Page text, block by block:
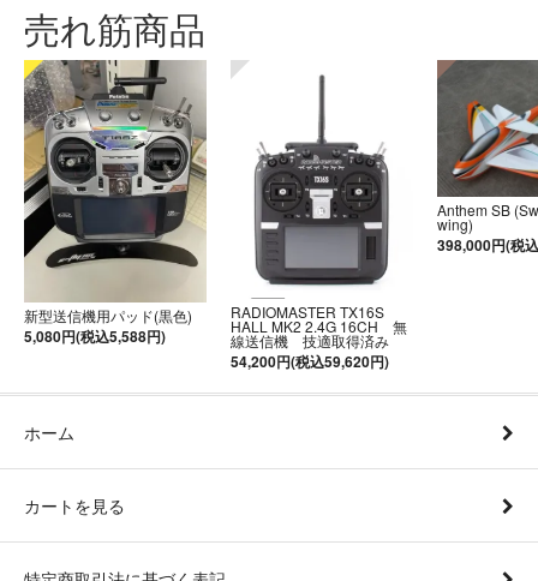
売れ筋商品
新型送信機用パッド(黒色)
5,080円(税込5,588円)
RADIOMASTER TX16S
HALL MK2 2.4G 16CH 無
線送信機 技適取得済み
54,200円(税込59,620円)
Anthem SB
wing)
398,000円(税
ホーム
カートを見る